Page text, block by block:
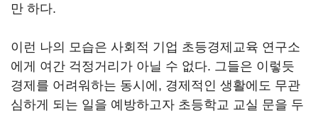
만 하다.
이런 나의 모습은 사회적 기업 초등경제교육 연구소
에게 여간 걱정거리가 아닐 수 없다. 그들은 이렇듯
경제를 어려워하는 동시에, 경제적인 생활에도 무관
심하게 되는 일을 예방하고자 초등학교 교실 문을 두